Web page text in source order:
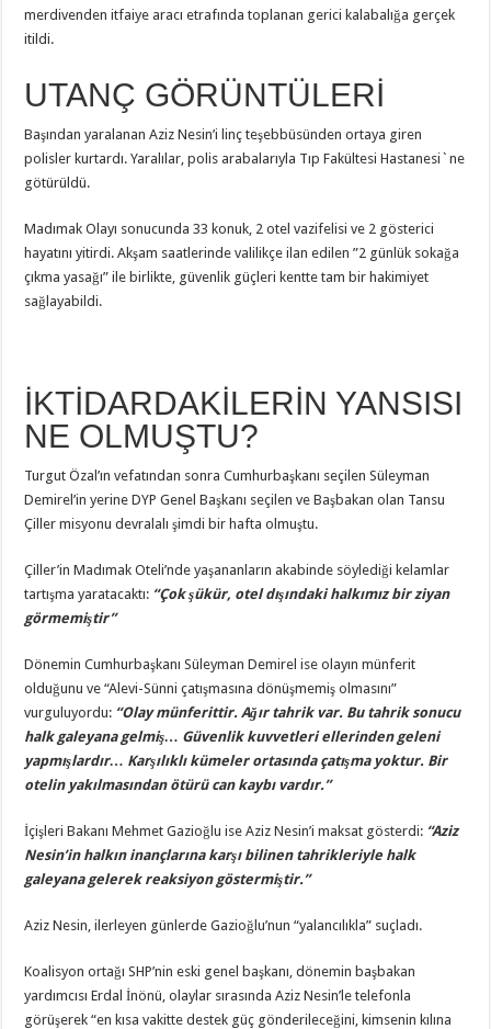
merdivenden itfaiye aracı etrafında toplanan gerici kalabalığa gerçek
itildi.
UTANÇ GÖRÜNTÜLERİ
Başından yaralanan Aziz Nesin’i linç teşebbüsünden ortaya giren
polisler kurtardı. Yaralılar, polis arabalarıyla Tıp Fakültesi Hastanesi`ne
götürüldü.
Madımak Olayı sonucunda 33 konuk, 2 otel vazifelisi ve 2 gösterici
hayatını yitirdi. Akşam saatlerinde valilikçe ilan edilen ”2 günlük sokağa
çıkma yasağı” ile birlikte, güvenlik güçleri kentte tam bir hakimiyet
sağlayabildi.
İKTİDARDAKİLERİN YANSISI
NE OLMUŞTU?
Turgut Özal’ın vefatından sonra Cumhurbaşkanı seçilen Süleyman
Demirel’in yerine DYP Genel Başkanı seçilen ve Başbakan olan Tansu
Çiller misyonu devralalı şimdi bir hafta olmuştu.
Çiller’in Madımak Oteli’nde yaşananların akabinde söylediği kelamlar
tartışma yaratacaktı: “Çok şükür, otel dışındaki halkımız bir ziyan
görmemiştir”
Dönemin Cumhurbaşkanı Süleyman Demirel ise olayın münferit
olduğunu ve “Alevi-Sünni çatışmasına dönüşmemiş olmasını”
vurguluyordu: “Olay münferittir. Ağır tahrik var. Bu tahrik sonucu
halk galeyana gelmiş… Güvenlik kuvvetleri ellerinden geleni
yapmışlardır… Karşılıklı kümeler ortasında çatışma yoktur. Bir
otelin yakılmasından ötürü can kaybı vardır.”
İçişleri Bakanı Mehmet Gazioğlu ise Aziz Nesin’i maksat gösterdi: “Aziz
Nesin’in halkın inançlarına karşı bilinen tahrikleriyle halk
galeyana gelerek reaksiyon göstermiştir.”
Aziz Nesin, ilerleyen günlerde Gazioğlu’nun “yalancılıkla” suçladı.
Koalisyon ortağı SHP’nin eski genel başkanı, dönemin başbakan
yardımcısı Erdal İnönü, olaylar sırasında Aziz Nesin’le telefonla
görüşerek “en kısa vakitte destek güç gönderileceğini, kimsenin kılına